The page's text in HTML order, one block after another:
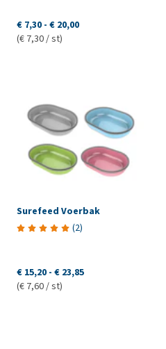
€ 7,30 - € 20,00
(€ 7,30 / st)
Surefeed Voerbak
(2)
€ 15,20 - € 23,85
(€ 7,60 / st)